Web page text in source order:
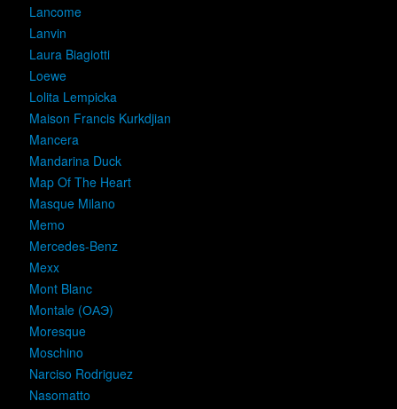
Lancome
Lanvin
Laura Biagiotti
Loewe
Lolita Lempicka
Maison Francis Kurkdjian
Mancera
Mandarina Duck
Map Of The Heart
Masque Milano
Memo
Mercedes-Benz
Mexx
Mont Blanc
Montale (ОАЭ)
Moresque
Moschino
Narciso Rodriguez
Nasomatto